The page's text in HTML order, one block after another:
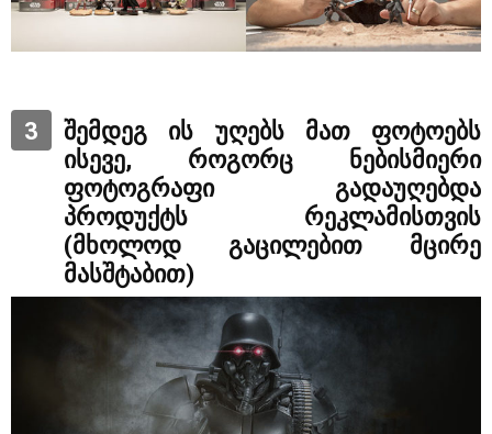
3
შემდეგ ის უღებს მათ ფოტოებს
ისევე, როგორც ნებისმიერი
ფოტოგრაფი გადაუღებდა
პროდუქტს რეკლამისთვის
(მხოლოდ გაცილებით მცირე
მასშტაბით)